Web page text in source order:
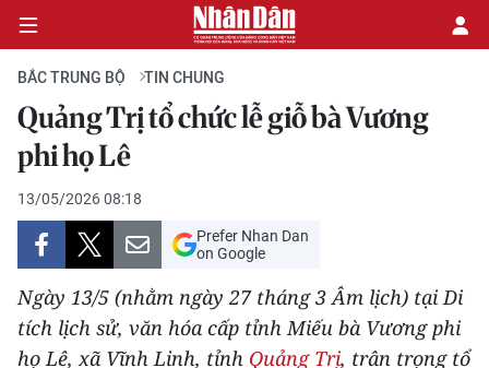
CHÍNH TRỊ
KINH TẾ
VĂN HÓA
XÃ HỘI
PHÁP LUẬT
BẮC TRUNG BỘ TIN CHUNG
Quảng Trị tổ chức lễ giỗ bà Vương
phi họ Lê
13/05/2026 08:18
Prefer Nhan Dan
on Google
Ngày 13/5 (nhằm ngày 27 tháng 3 Âm lịch) tại Di
tích lịch sử, văn hóa cấp tỉnh Miếu bà Vương phi
họ Lê, xã Vĩnh Linh, tỉnh Quảng Trị, trân trọng tổ